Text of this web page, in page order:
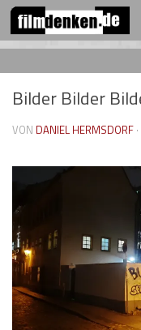
Zum Inhalt springen
Bilder Bilder
VON DANIEL HERMSDORF ·